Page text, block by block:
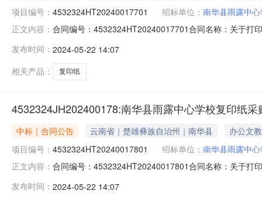
项目编号： 4532324HT20240017701 招标单位： 南华县雨露中
正文内容： 合同编号：4532324HT20240017701合同名称：关于打
2024-05-22代理机构：进口产品审核前公示：采购公告
发布时间： 2024-05-22 14:07
相关产品：
复印纸
4532324JH202400178:南华县雨露中心学校复印纸采
中标｜合同公告 云南省｜楚雄彝族自治州｜南华县
办公文教
项目编号： 4532324HT20240017801 招标单位： 南华县雨露中
正文内容： 合同编号：4532324HT20240017801合同名称：关于打
期：2024-05-22代理机构：进口产品审核前公示：采购
发布时间： 2024-05-22 14:07